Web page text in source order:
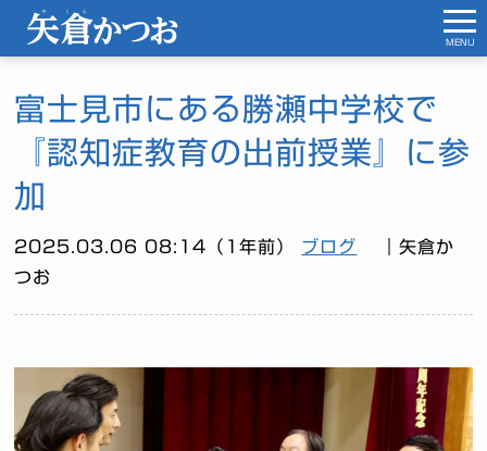
富士見市にある勝瀬中学校で
『認知症教育の出前授業』に参
加
2025.03.06 08:14（1年前） ブログ
｜矢倉か
つお
MENU